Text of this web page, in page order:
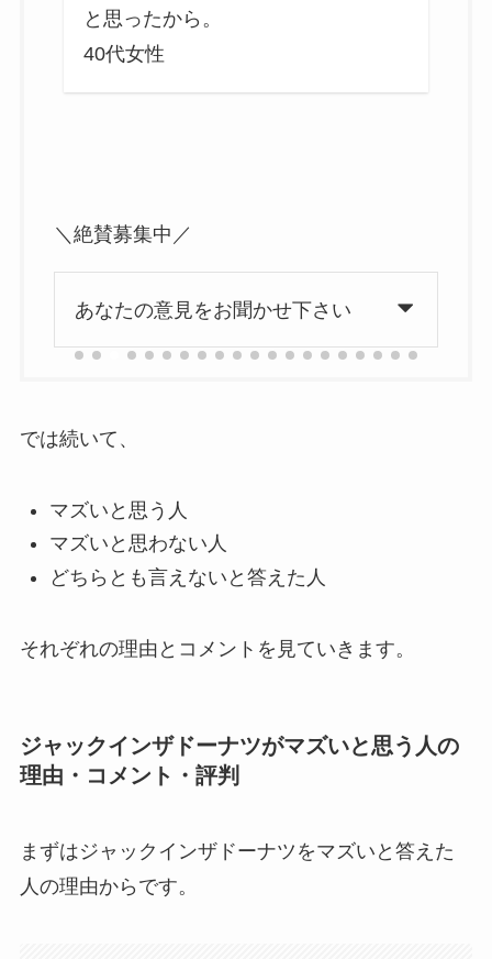
と思ったから。
40代女性
＼絶賛募集中／
あなたの意見をお聞かせ下さい
では続いて、
マズいと思う人
マズいと思わない人
どちらとも言えないと答えた人
それぞれの理由とコメントを見ていきます。
ジャックインザドーナツがマズいと思う人の
理由・コメント・評判
まずはジャックインザドーナツをマズいと答えた
人の理由からです。